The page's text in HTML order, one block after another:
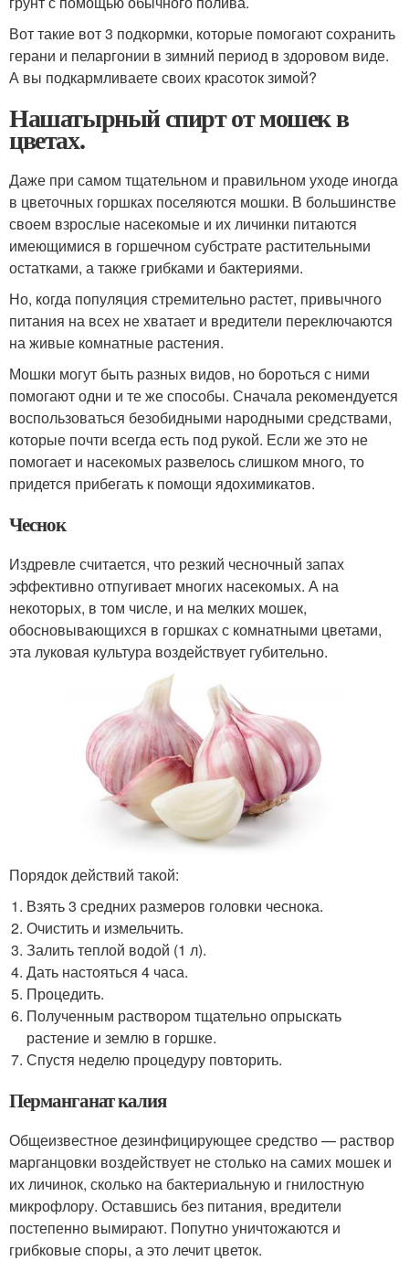
Вот такие вот 3 подкормки, которые помогают сохранить
герани и пеларгонии в зимний период в здоровом виде.
А вы подкармливаете своих красоток зимой?
Нашатырный спирт от мошек в
цветах.
Даже при самом тщательном и правильном уходе иногда
в цветочных горшках поселяются мошки. В большинстве
своем взрослые насекомые и их личинки питаются
имеющимися в горшечном субстрате растительными
остатками, а также грибками и бактериями.
Но, когда популяция стремительно растет, привычного
питания на всех не хватает и вредители переключаются
на живые комнатные растения.
Мошки могут быть разных видов, но бороться с ними
помогают одни и те же способы. Сначала рекомендуется
воспользоваться безобидными народными средствами,
которые почти всегда есть под рукой. Если же это не
помогает и насекомых развелось слишком много, то
придется прибегать к помощи ядохимикатов.
Чеснок
Издревле считается, что резкий чесночный запах
эффективно отпугивает многих насекомых. А на
некоторых, в том числе, и на мелких мошек,
обосновывающихся в горшках с комнатными цветами,
эта луковая культура воздействует губительно.
Порядок действий такой:
Взять 3 средних размеров головки чеснока.
Очистить и измельчить.
Залить теплой водой (1 л).
Дать настояться 4 часа.
Процедить.
Полученным раствором тщательно опрыскать
растение и землю в горшке.
Спустя неделю процедуру повторить.
Перманганат калия
Общеизвестное дезинфицирующее средство — раствор
марганцовки воздействует не столько на самих мошек и
их личинок, сколько на бактериальную и гнилостную
микрофлору. Оставшись без питания, вредители
постепенно вымирают. Попутно уничтожаются и
грибковые споры, а это лечит цветок.